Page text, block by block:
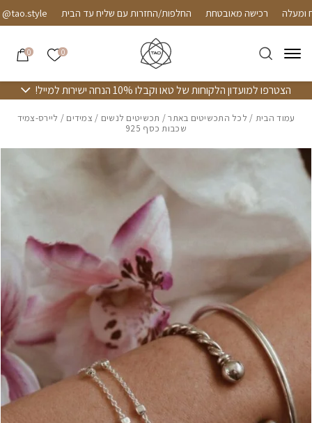
Skip to Contentרכישה מאובטחת החלפות/החזרות עם שליח עד הבית
0 הרשימה
0
הצטרפו למועדון הלקוחות של טאו וקבלו 10% הנחה ישירות למייל!
עמוד הבית / לכל התכשיטים באתר/ תכשיטים לנשים / צמידים / ליירס-צמיד
שכבות כסף 925
בחזרה למעלה